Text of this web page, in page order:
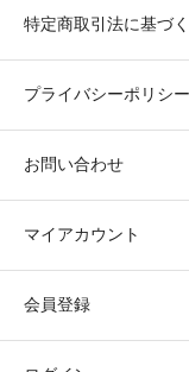
特定商取引法に基づ
プライバシーポリシー
お問い合わせ
マイアカウント
会員登録